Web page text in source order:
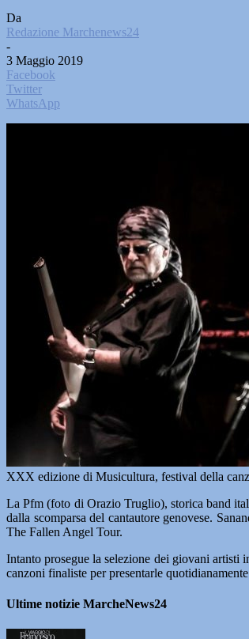
Da
Redazione Marchenews24
-
3 Maggio 2019
Facebook
Twitter
WhatsApp
XXX edizione di Musicultura, festival della
La Pfm (foto di Orazio Truglio), storica band
dalla scomparsa del cantautore genovese.
The Fallen Angel Tour.
Intanto prosegue la selezione dei giovani artisti
canzoni finaliste per presentarle
Ultime notizie MarcheNews24